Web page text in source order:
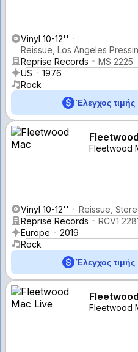
Vinyl 10-12''
Reissue, Los Angeles
Reprise Records
MS 2225
US
1976
Rock
Έλεγχος τιμής
Fleetwood
Vinyl 10-12''
Reissue,
Reprise Records
RCV1
Europe
2019
Rock
Έλεγχος τιμής
Fleetwood